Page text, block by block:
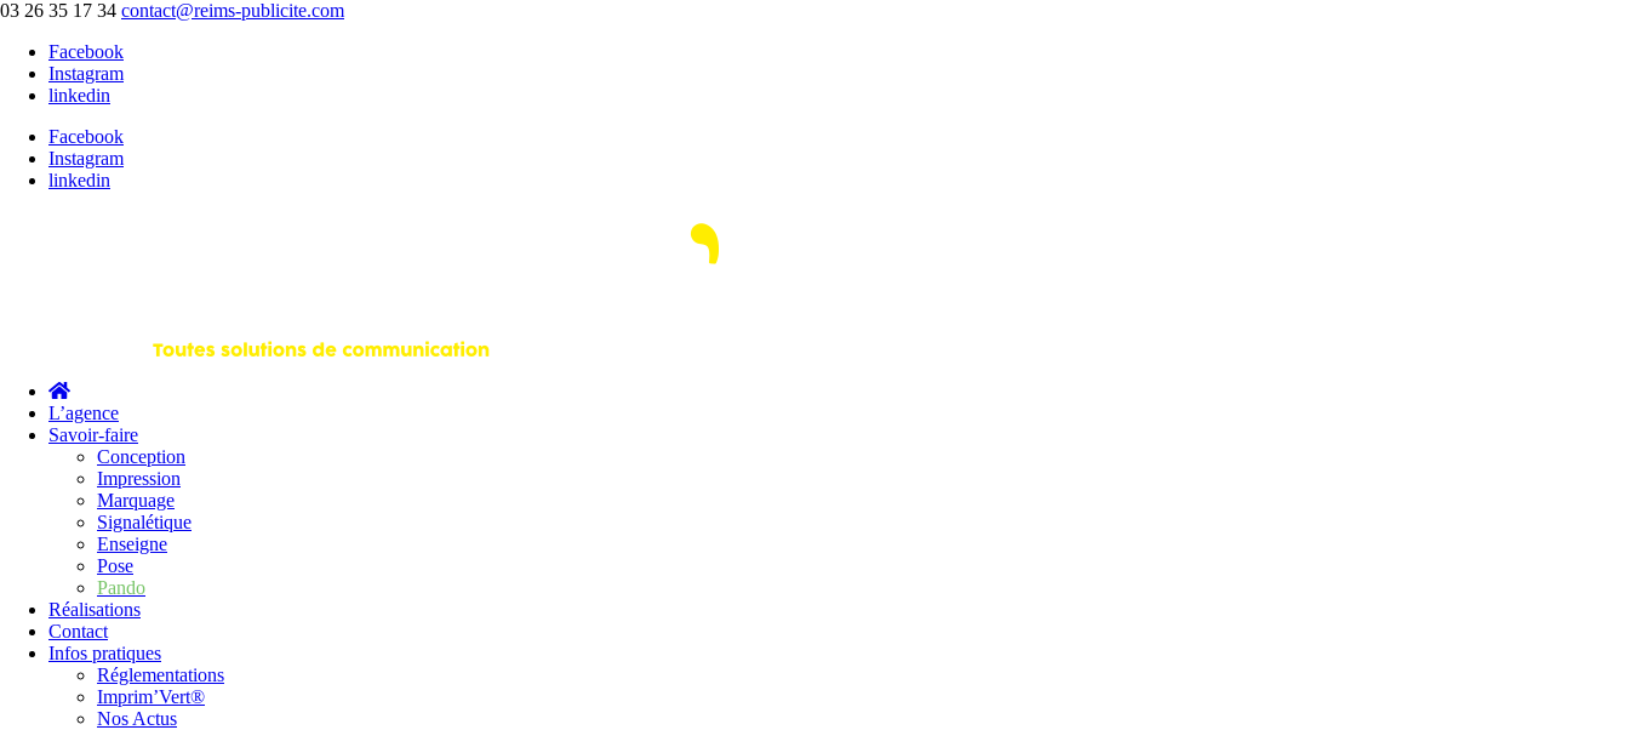
03 26 35 17 34 contact@reims-publicite.com
Facebook
Instagram
linkedin
Facebook
Instagram
linkedin
L’agence
Savoir-faire
Conception
Impression
Marquage
Signalétique
Enseigne
Pose
Pando
Réalisations
Contact
Infos pratiques
Réglementations
Imprim’Vert®
Nos Actus